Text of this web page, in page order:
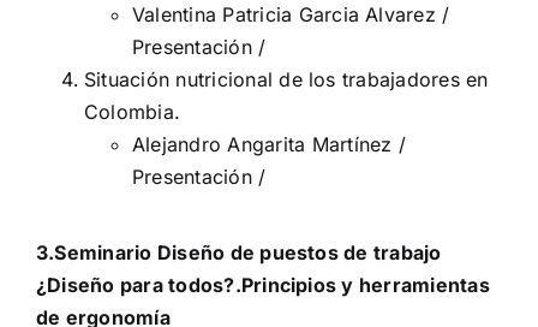
Valentina Patricia Garcia Alvarez /
Presentación /
Situación nutricional de los trabajadores en
Colombia.
Alejandro Angarita Martínez /
Presentación /
3.Seminario Diseño de puestos de trabajo
¿Diseño para todos?.Principios y herramientas
de ergonomía